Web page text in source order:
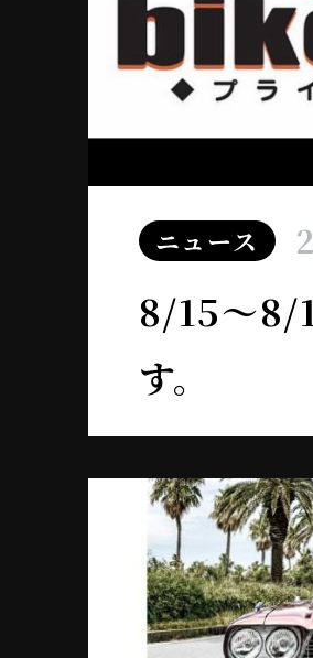
ニュース
8/15～8/
す。